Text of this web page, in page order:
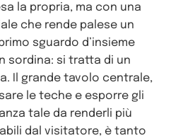
la propria, ma con una
che rende palese un
sguardo d’insieme
sordina: si tratta di un
Il grande tavolo centrale,
le teche e esporre gli
tale da renderli più
dal visitatore, è tanto